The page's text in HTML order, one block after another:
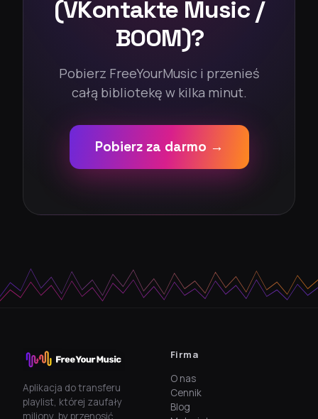
(VKontakte Music /
BOOM)?
Pobierz FreeYourMusic i przenieś
całą bibliotekę w kilka minut.
Pobierz za darmo →
Aplikacja do transferu
playlist, której zaufały
Firma
O nas
Cennik
Blog